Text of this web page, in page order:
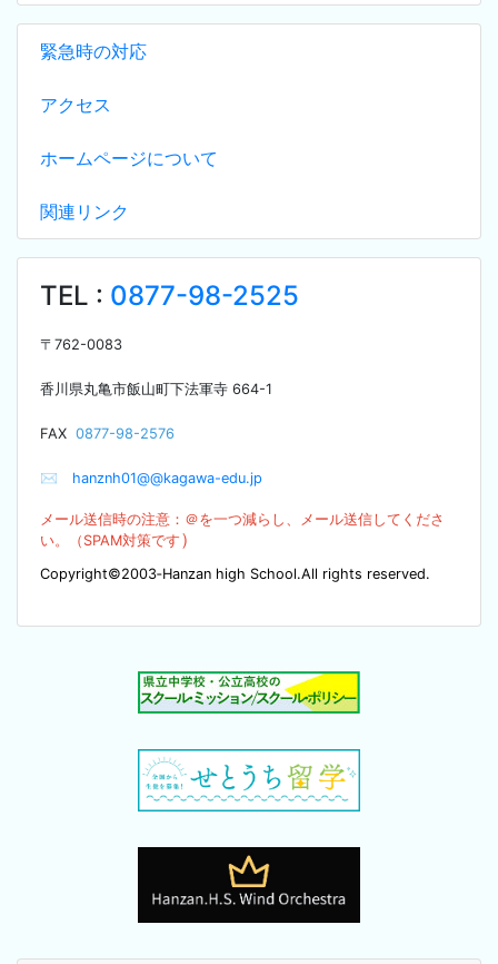
緊急時の対応
アクセス
ホームページについて
関連リンク
TEL : 0877-98-2525
〒 762-0083
香川県丸亀市飯山町下法軍寺 664-1
FAX 0877-98-2576
✉ hanznh01@@kagawa-edu.jp
メール送信時の注意：＠を一つ減らし、メール送信してくださ
い。（SPAM対策です ）
Copyright©2003‐Hanzan high School.All rights reserved.